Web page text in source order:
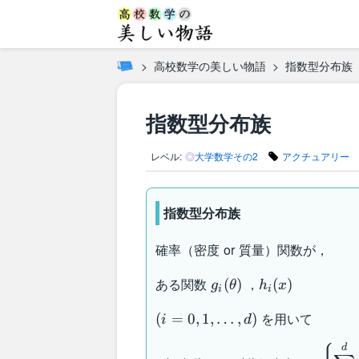
高校数学の美しい物語 指数型分布族
指数型分布族
レベル: ◎大学数学その2 アクチュアリー
指数型分布族
確率（密度 or 質量）関数が，
ある関数 g_i(\theta)
gi (θ) ， h_i(x)
hi (x)
(i=0,1,\dots,d)
(i = 0, 1, … , d) を用いて
p(x\mid
d